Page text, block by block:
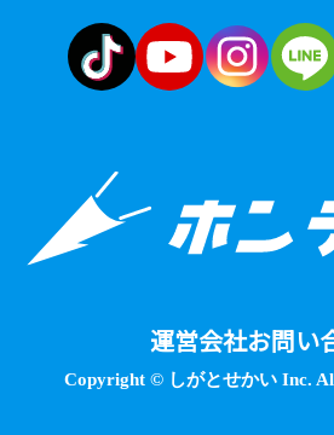
運営会社お問い
Copyright © しがとせかい Inc.